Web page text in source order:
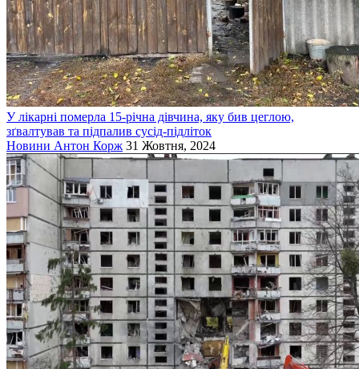
У лікарні померла 15-річна дівчина, яку бив цеглою,
зґвалтував та підпалив сусід-підліток
Новини Антон Корж 31 Жовтня, 2024